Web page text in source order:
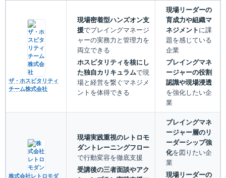
ザ・ホスピタリティ
チーム株式会社
現場密着型ハンズオン支
援でプレイングマネージ
ャーの実務力と管理力を
両立できる
ホスピタリティを核にし
た独自カリキュラムで現
場と経営を繋ぐマネジメ
ントを体得できる
現場リーダーの
育成力や組織マ
ネジメントに課
題を感じている
企業
プレイングマネ
ージャーの役割
認識や現場浸透
を強化したい企
業
株式会社レトロモダ
現場実践重視のレトロモ
ダントレーニングフロー
で行動変容を徹底支援
受講後の三者面談やアク
プレイングマネ
ージャー層のリ
ーダーシップ強
化を図りたい企
業
現場リーダーの